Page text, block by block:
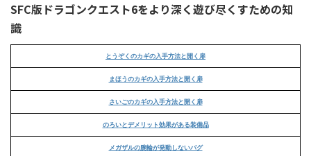
SFC版ドラゴンクエスト6をより深く遊び尽くすための知
識
とうぞくのカギの入手方法と開く扉
まほうのカギの入手方法と開く扉
さいごのカギの入手方法と開く扉
のろいとデメリット効果がある装備品
メガザルの腕輪が発動しないバグ